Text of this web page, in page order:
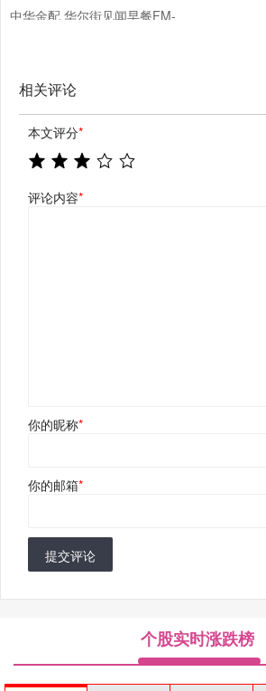
中华金配 华尔街见闻早餐FM-
相关评论
本文评分*
评论内容*
你的昵称*
你的邮箱*
提交评论
个股实时涨跌榜